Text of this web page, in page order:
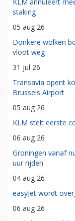
KLM annuleert
staking
05 aug 26
Donkere wolken
vloot weg
31 jul 26
Transavia opent
Brussels Airport
05 aug 26
KLM stelt eerste
06 aug 26
Groningen vanaf
uur rijden'
04 aug 26
easyJet wordt
06 aug 26